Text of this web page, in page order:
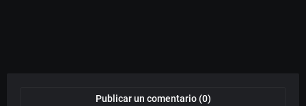
Publicar un comentario (0)